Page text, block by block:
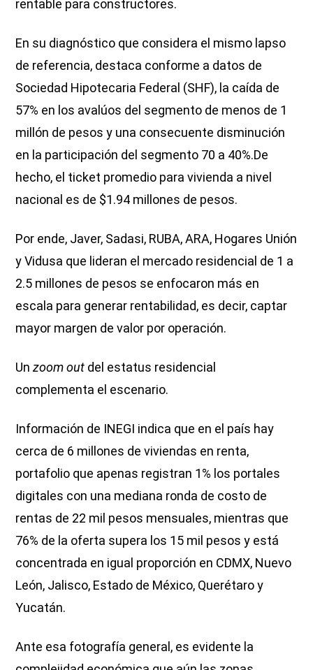
rentable para constructores.
En su diagnóstico que considera el mismo lapso
de referencia, destaca conforme a datos de
Sociedad Hipotecaria Federal (SHF), la caída de
57% en los avalúos del segmento de menos de 1
millón de pesos y una consecuente disminución
en la participación del segmento 70 a 40%.De
hecho, el ticket promedio para vivienda a nivel
nacional es de $1.94 millones de pesos.
Por ende, Javer, Sadasi, RUBA, ARA, Hogares Unión
y Vidusa que lideran el mercado residencial de 1 a
2.5 millones de pesos se enfocaron más en
escala para generar rentabilidad, es decir, captar
mayor margen de valor por operación.
Unzoom out del estatus residencial
complementa el escenario.
Información de INEGI indica que en el país hay
cerca de 6 millones de viviendas en renta,
portafolio que apenas registran 1% los portales
digitales con una mediana ronda de costo de
rentas de 22 mil pesos mensuales, mientras que
76% de la oferta supera los 15 mil pesos y está
concentrada en igual proporción en CDMX, Nuevo
León, Jalisco, Estado de México, Querétaro y
Yucatán.
Ante esa fotografía general, es evidente la